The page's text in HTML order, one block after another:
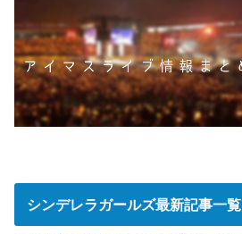
シンデレラガールズ最新記事一覧